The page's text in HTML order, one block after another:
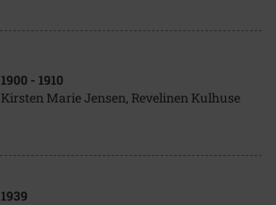
1900 - 1910
Kirsten Marie Jensen, Revelinen Kulhuse
1939